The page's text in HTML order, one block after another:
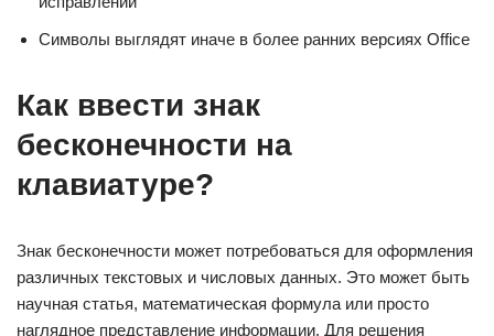
Символы выглядят иначе в более ранних версиях Office
Как ввести знак
бесконечности на
клавиатуре?
Знак бесконечности может потребоваться для оформления
различных текстовых и числовых данных. Это может быть
научная статья, математическая формула или просто
наглядное представление информации. Для решения